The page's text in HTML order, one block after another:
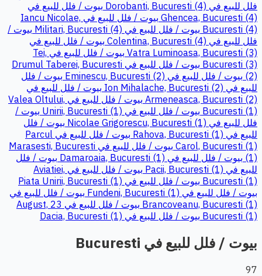
فلل للبيع في Dorobanti, Bucuresti (4)
بيوت / فلل للبيع في
Ghencea, Bucuresti (4)
بيوت / فلل للبيع في Iancu Nicolae,
Bucuresti (4) بيوت / فلل للبيع في Militari, Bucuresti (4)
بيوت /
فلل للبيع في Colentina, Bucuresti (4)
بيوت / فلل للبيع في
Vatra Luminoasa, Bucuresti (3)
بيوت / فلل للبيع في Tei,
Bucuresti (3)
بيوت / فلل للبيع في Drumul Taberei, Bucuresti
(2) بيوت / فلل للبيع في Eminescu, Bucuresti (2)
بيوت / فلل
للبيع في Ion Mihalache, Bucuresti (2)
بيوت / فلل للبيع في
Armeneasca, Bucuresti (2)
بيوت / فلل للبيع في Valea Oltului,
Bucuresti (1) بيوت / فلل للبيع في Unirii, Bucuresti (1)
بيوت /
فلل للبيع في Nicolae Grigorescu, Bucuresti (1)
بيوت / فلل
للبيع في Rahova, Bucuresti (1)
بيوت / فلل للبيع في Parcul
Carol, Bucuresti (1)
بيوت / فلل للبيع في Marasesti, Bucuresti
(1) بيوت / فلل للبيع في Damaroaia, Bucuresti (1)
بيوت / فلل
للبيع في Pacii, Bucuresti (1)
بيوت / فلل للبيع في Aviatiei,
Bucuresti (1) بيوت / فلل للبيع في Piata Unirii, Bucuresti (1)
بيوت / فلل للبيع في Fundeni, Bucuresti (1)
بيوت / فلل للبيع في
Brancoveanu, Bucuresti (1)
بيوت / فلل للبيع في 23 August,
Bucuresti (1) بيوت / فلل للبيع في Dacia, Bucuresti (1)
بيوت / فلل للبيع في Bucuresti
97